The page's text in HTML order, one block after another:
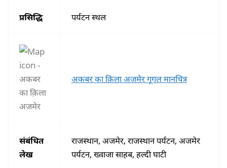
प्रसिद्धि पर्यटन स्थल
अकबर का क़िला अजमेर गूगल मानचित्र
संबंधित
लेख
राजस्थान, अजमेर, राजस्थान पर्यटन, अजमेर
पर्यटन, ख्वाजा साहब, हल्दी घाटी